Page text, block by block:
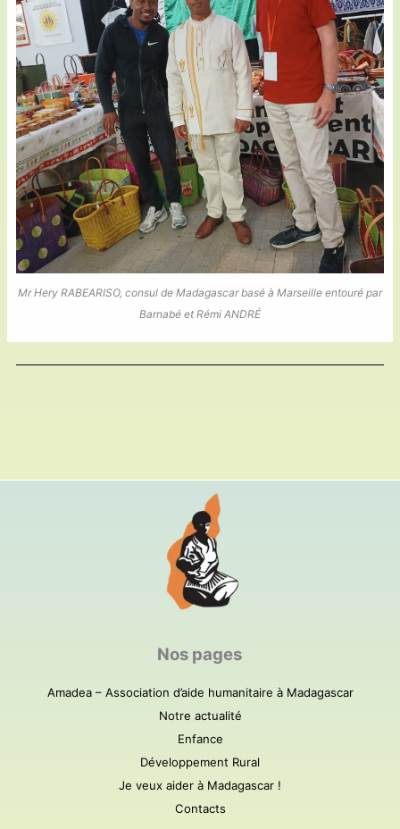
Mr Hery RABEARISO, consul de Madagascar basé à Marseille entouré par
Barnabé et Rémi ANDRÉ
Nos pages
Amadea – Association d’aide humanitaire à Madagascar
Notre actualité
Enfance
Développement Rural
Je veux aider à Madagascar !
Contacts